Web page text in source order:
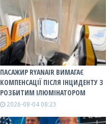
ПАСАЖИР RYANAIR ВИМАГАЄ
КОМПЕНСАЦІЇ ПІСЛЯ ІНЦИДЕНТУ З
РОЗБИТИМ ІЛЮМІНАТОРОМ
2026-08-04 08:23